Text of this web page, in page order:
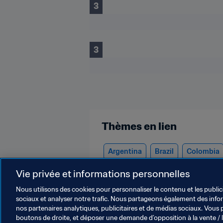
3
3
Thèmes en lien
Argentina Brazil Colombia
USA Bolivia Paraguay
Vie privée et informations personnelles
Nous utilisons des cookies pour personnaliser le contenu et les
sociaux et analyser notre trafic. Nous partageons également des
nos partenaires analytiques, publicitaires et de médias sociaux.
boutons de droite, et déposer une demande d’opposition à la vente